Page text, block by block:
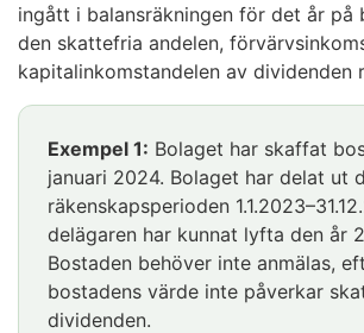
ingått i balansräkningen för det år på
den skattefria andelen,
kapitalinkomstandelen av dividenden
Exempel 1: Bolaget har skaffat
januari 2024. Bolaget har delat ut
räkenskapsperioden
delägaren har kunnat lyfta den år
Bostaden behöver inte anmälas,
bostadens värde inte påverkar
dividenden.